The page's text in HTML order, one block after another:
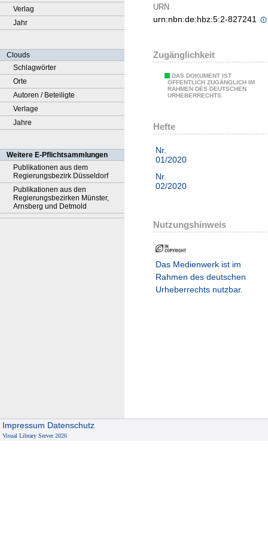
Verlag
Jahr
Clouds
Schlagwörter
Orte
Autoren / Beteiligte
Verlage
Jahre
Weitere E-Pflichtsammlungen
Publikationen aus dem
Regierungsbezirk Düsseldorf
Publikationen aus den
Regierungsbezirken Münster,
Arnsberg und Detmold
URN
urn:nbn:de:hbz:5:2-827241
Zugänglichkeit
DAS DOKUMENT IST
ÖFFENTLICH ZUGÄNGLICH IM
RAHMEN DES DEUTSCHEN
URHEBERRECHTS.
Hefte
Nr.
01/2020
Nr.
02/2020
Nutzungshinweis
Das Medienwerk ist im
Rahmen des deutschen
Urheberrechts nutzbar.
Impressum Datenschutz
Visual Library Server 2026